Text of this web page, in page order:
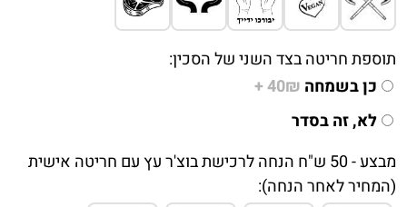
תוספת חריטה בצד השני של הסכין:
כן בשמחה 40₪ +
לא, זה בסדר
מבצע - 50 ש"ח הנחה לרכישת בוצ'ר עץ עם חריטה אישית
(המחיר לאחר הנחה):